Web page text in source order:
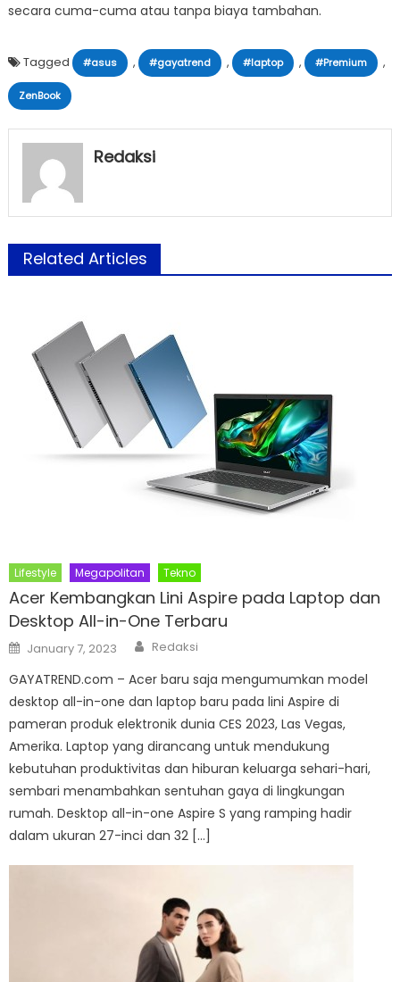
secara cuma-cuma atau tanpa biaya tambahan.
Tagged #asus , #gayatrend , #laptop , #Premium ,
ZenBook
Redaksi
Related Articles
Lifestyle Megapolitan Tekno
Acer Kembangkan Lini Aspire pada Laptop dan
Desktop All-in-One Terbaru
Posted
on
January 7, 2023 Author
Redaksi
GAYATREND.com – Acer baru saja mengumumkan model
desktop all-in-one dan laptop baru pada lini Aspire di
pameran produk elektronik dunia CES 2023, Las Vegas,
Amerika. Laptop yang dirancang untuk mendukung
kebutuhan produktivitas dan hiburan keluarga sehari-hari,
sembari menambahkan sentuhan gaya di lingkungan
rumah. Desktop all-in-one Aspire S yang ramping hadir
dalam ukuran 27-inci dan 32 […]